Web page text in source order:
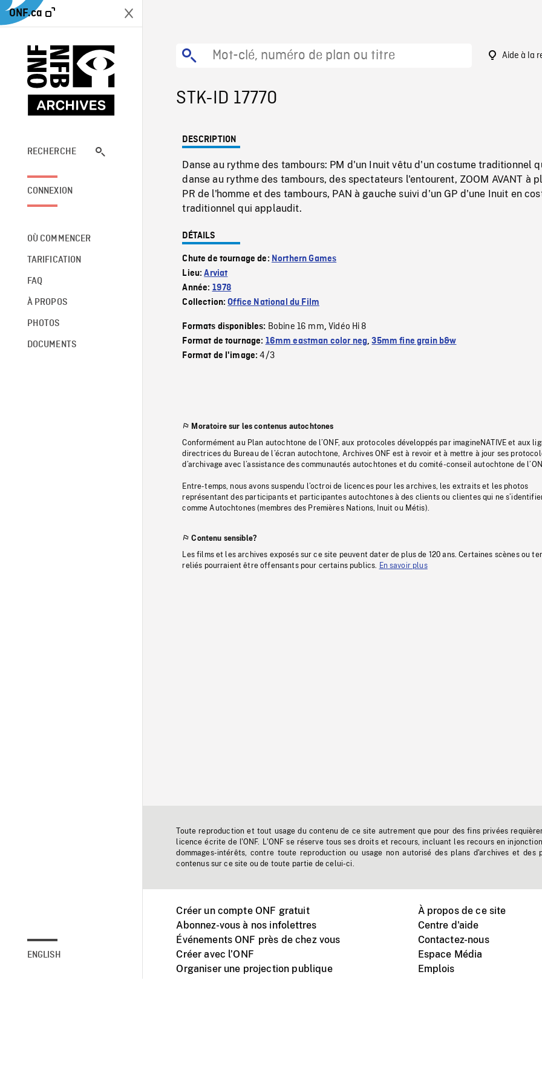
ONF.ca
RECHERCHE
CONNEXION
OÙ COMMENCER
TARIFICATION
FAQ
À PROPOS
PHOTOS
DOCUMENTS
ENGLISH
Aide à la
STK-ID 17770
DESCRIPTION
Danse au rythme des tambours: PM d'un Inuit vêtu d'un costume traditionnel
danse au rythme des tambours, des spectateurs l'entourent, ZOOM AVANT à
PR de l'homme et des tambours, PAN à gauche suivi d'un GP d'une Inuit en
traditionnel qui applaudit.
DÉTAILS
Chute de tournage de: Northern Games
Lieu:Arviat
Année: 1978
Collection:Office National du Film
Formats disponibles: Bobine 16 mm,Vidéo Hi 8
Format de tournage: 16mm eastman color neg,35mm fine grain b&w
Format de l'image:4/3
Moratoire sur les contenus autochtones
Conformément au Plan autochtone de l’ONF, aux protocoles développés par imagineNATIVE et aux
directrices du Bureau de l’écran autochtone, Archives ONF est à revoir et à mettre à jour ses
d’archivage avec l’assistance des communautés autochtones et du comité-conseil autochtone de
Entre-temps, nous avons suspendu l’octroi de licences pour les archives, les extraits et les photos
représentant des participants et participantes autochtones à des clients ou clientes qui ne
comme Autochtones (membres des Premières Nations, Inuit ou Métis).
Contenu sensible?
Les films et les archives exposés sur ce site peuvent dater de plus de 120 ans. Certaines scènes ou
reliés pourraient être offensants pour certains publics. En savoir plus
Toute reproduction et tout usage du contenu de ce site autrement que pour des fins privées
licence écrite de l'ONF. L'ONF se réserve tous ses droits et recours, incluant les recours en
dommages-intérêts, contre toute reproduction ou usage non autorisé des plans d'archives et des
contenus sur ce site ou de toute partie de celui-ci.
Créer un compte ONF gratuit
Abonnez-vous à nos infolettres
Événements ONF près de chez vous
Créer avec l’ONF
Organiser une projection publique
À propos de ce site
Centre d'aide
Contactez-nous
Espace Média
Emplois